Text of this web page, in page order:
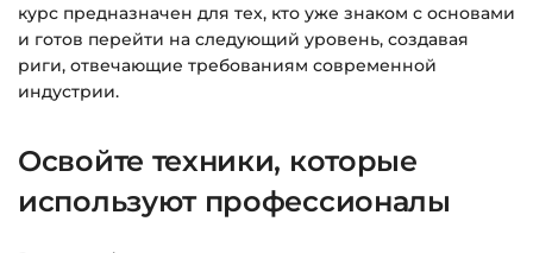
Дополнительно ссылка на курс придёт вам
на email.
времени.
Подробнее об оплате и безопасности — в
курс предназначен для тех, кто уже знаком с основами
и готов перейти на следующий уровень, создавая
риги, отвечающие требованиям современной
индустрии.
Освойте техники, которые
используют профессионалы